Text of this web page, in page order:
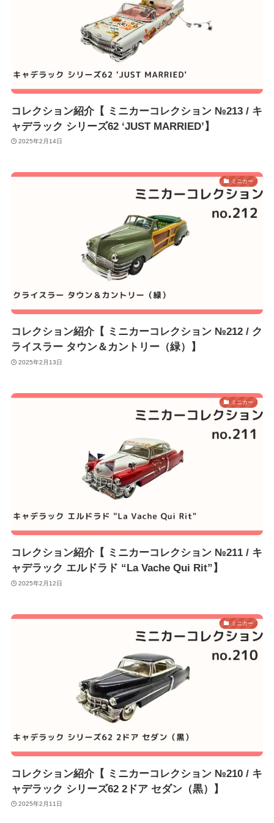
コレクション紹介【 ミニカーコレクション №213 / キ
ャデラック シリーズ62 ‘JUST MARRIED’】
2025年2月14日
ミニカー
コレクション紹介【 ミニカーコレクション №212 / ク
ライスラー タウン＆カントリー（緑）】
2025年2月13日
ミニカー
コレクション紹介【 ミニカーコレクション №211 / キ
ャデラック エルドラド “La Vache Qui Rit”】
2025年2月12日
ミニカー
コレクション紹介【 ミニカーコレクション №210 / キ
ャデラック シリーズ62 2ドア セダン（黒）】
2025年2月11日